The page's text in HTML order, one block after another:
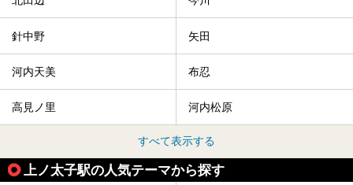
針中野 矢田
河内天美 布忍
高見ノ里 河内松原
すべて表示する
上ノ太子駅の人気テーマから探す